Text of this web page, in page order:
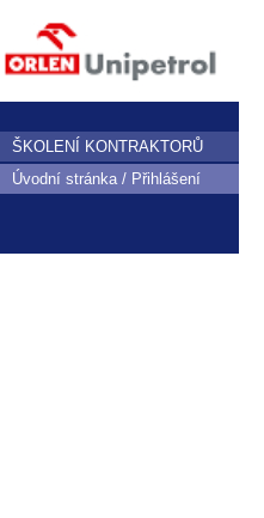
ŠKOLENÍ KONTRAKTORŮ
Úvodní stránka / Přihlášení